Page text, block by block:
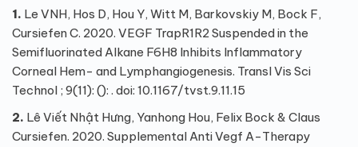
1. Le VNH, Hos D, Hou Y, Witt M, Barkovskiy M, Bock F,
Cursiefen C. 2020. VEGF TrapR1R2 Suspended in the
Semifluorinated Alkane F6H8 Inhibits Inflammatory
Corneal Hem- and Lymphangiogenesis. Transl Vis Sci
Technol ; 9(11): (): . doi: 10.1167/tvst.9.11.15
2. Lê Viết Nhật Hưng, Yanhong Hou, Felix Bock & Claus
Cursiefen. 2020. Supplemental Anti Vegf A-Therapy